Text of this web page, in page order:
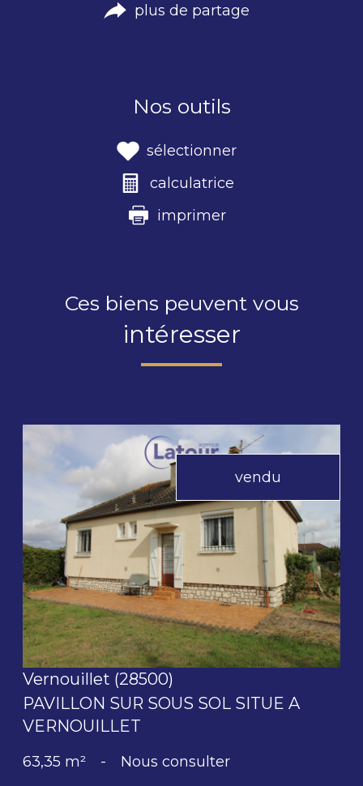
plus de partage
Nos outils
sélectionner
calculatrice
imprimer
Ces biens peuvent vous
intéresser
vendu
voir le bien
Vernouillet (28500)
PAVILLON SUR SOUS SOL SITUE A
VERNOUILLET
63,35 m² - Nous consulter